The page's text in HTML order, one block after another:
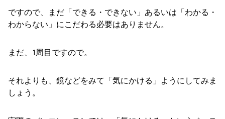
ですので、まだ「できる・できない」あるいは「わかる・
わからない」にこだわる必要はありません。
まだ、1周目ですので。
それよりも、鏡などをみて「気にかける」ようにしてみま
しょう。